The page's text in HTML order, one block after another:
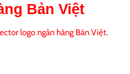
Bản Việt
logo ngân hàng Bản Việt.